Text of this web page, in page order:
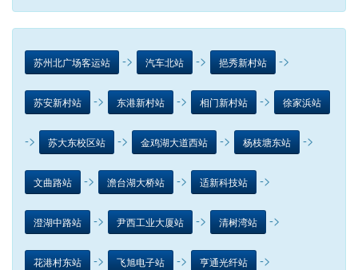
苏州北广场客运站 -> 汽车北站 -> 挹秀新村站 ->
苏安新村站 -> 东港新村站 -> 相门新村站 -> 徐家浜站
-> 苏大东校区站 -> 金鸡湖大道西站 -> 杨枝塘东站 ->
文曲路站 -> 澹台湖大桥站 -> 适新科技站 ->
澄湖中路站 -> 尹西工业大厦站 -> 清树湾站 ->
花港村东站 -> 飞旭电子站 -> 亨通光纤站 ->